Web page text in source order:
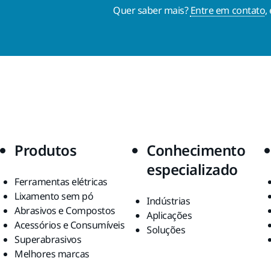
Quer saber mais?Entre em contato,
Produtos
Ferramentas elétricas
Lixamento sem pó
Abrasivos e Compostos
Acessórios e Consumíveis
Superabrasivos
Melhores marcas
Conhecimento
especializado
Indústrias
Aplicações
Soluções